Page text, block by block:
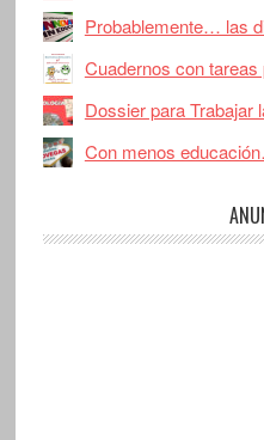
Probablemente… las
Cuadernos con
Dossier para Trabajar
Con menos